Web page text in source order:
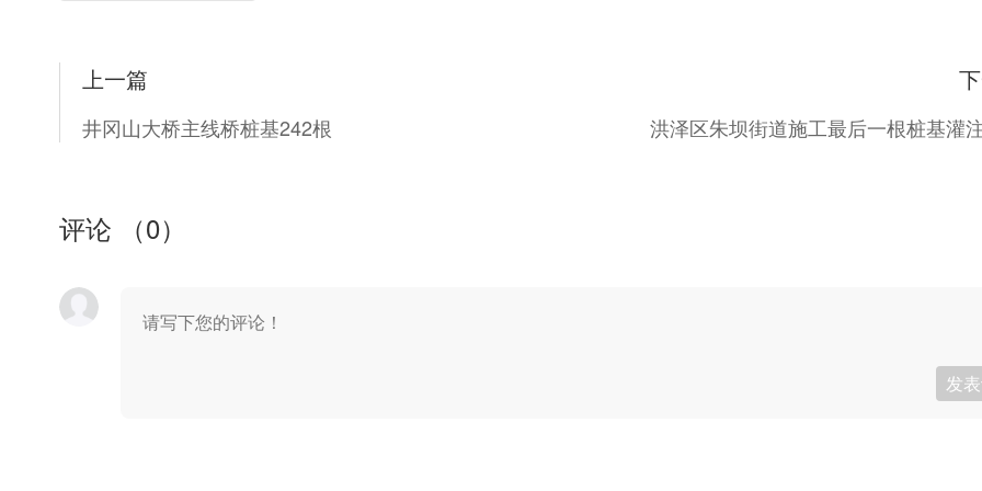
上一篇
井冈山大桥主线桥桩基242根 洪泽区朱坝街道施工最后一根桩基灌
评论 （0）
发